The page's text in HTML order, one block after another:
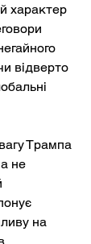
характер
відверто
Трампа
не
на